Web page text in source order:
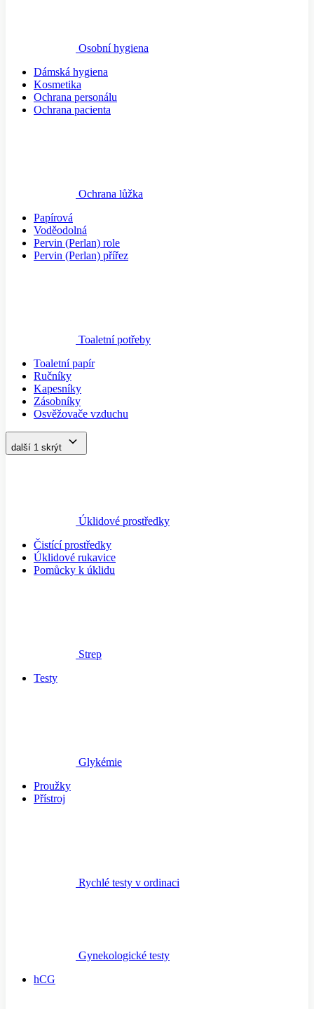
Osobní hygiena
Dámská hygiena
Kosmetika
Ochrana personálu
Ochrana pacienta
Ochrana lůžka
Papírová
Voděodolná
Pervin (Perlan) role
Pervin (Perlan) přířez
Toaletní potřeby
Toaletní papír
Ručníky
Kapesníky
Zásobníky
Osvěžovače vzduchu
další 1 skrýt
Úklidové prostředky
Čistící prostředky
Úklidové rukavice
Pomůcky k úklidu
Strep
Testy
Glykémie
Proužky
Přístroj
Rychlé testy v ordinaci
Gynekologické testy
hCG